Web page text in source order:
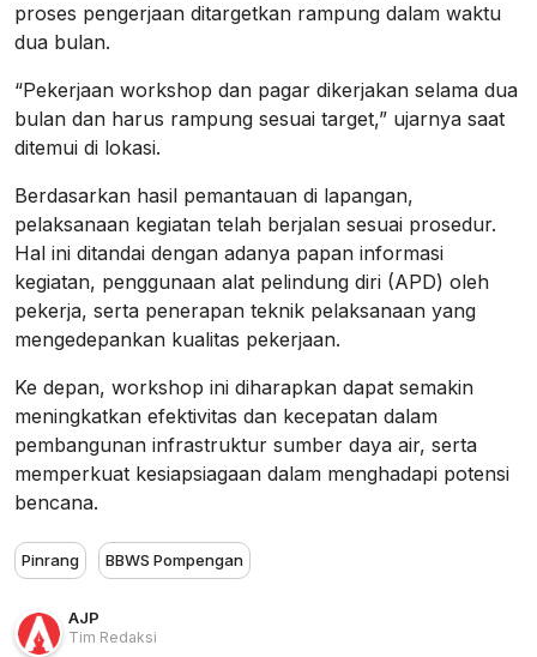
proses pengerjaan ditargetkan rampung dalam waktu
dua bulan.
“Pekerjaan workshop dan pagar dikerjakan selama dua
bulan dan harus rampung sesuai target,” ujarnya saat
ditemui di lokasi.
Berdasarkan hasil pemantauan di lapangan,
pelaksanaan kegiatan telah berjalan sesuai prosedur.
Hal ini ditandai dengan adanya papan informasi
kegiatan, penggunaan alat pelindung diri (APD) oleh
pekerja, serta penerapan teknik pelaksanaan yang
mengedepankan kualitas pekerjaan.
Ke depan, workshop ini diharapkan dapat semakin
meningkatkan efektivitas dan kecepatan dalam
pembangunan infrastruktur sumber daya air, serta
memperkuat kesiapsiagaan dalam menghadapi potensi
bencana.
Pinrang BBWS Pompengan
AJP
Tim Redaksi